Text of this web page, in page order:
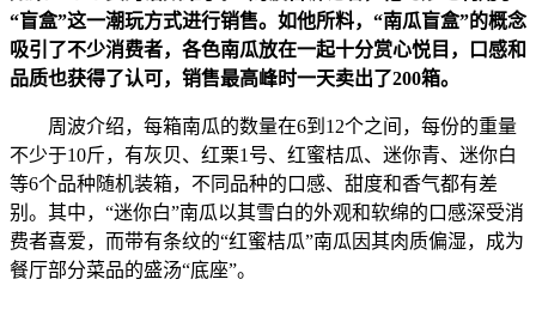
“盲盒”这一潮玩方式进行销售。如他所料，“南瓜盲盒”的概念
吸引了不少消费者，各色南瓜放在一起十分赏心悦目，口感和
品质也获得了认可，销售最高峰时一天卖出了200箱。
周波介绍，每箱南瓜的数量在6到12个之间，每份的重量
不少于10斤，有灰贝、红栗1号、红蜜桔瓜、迷你青、迷你白
等6个品种随机装箱，不同品种的口感、甜度和香气都有差
别。其中，“迷你白”南瓜以其雪白的外观和软绵的口感深受消
费者喜爱，而带有条纹的“红蜜桔瓜”南瓜因其肉质偏湿，成为
餐厅部分菜品的盛汤“底座”。